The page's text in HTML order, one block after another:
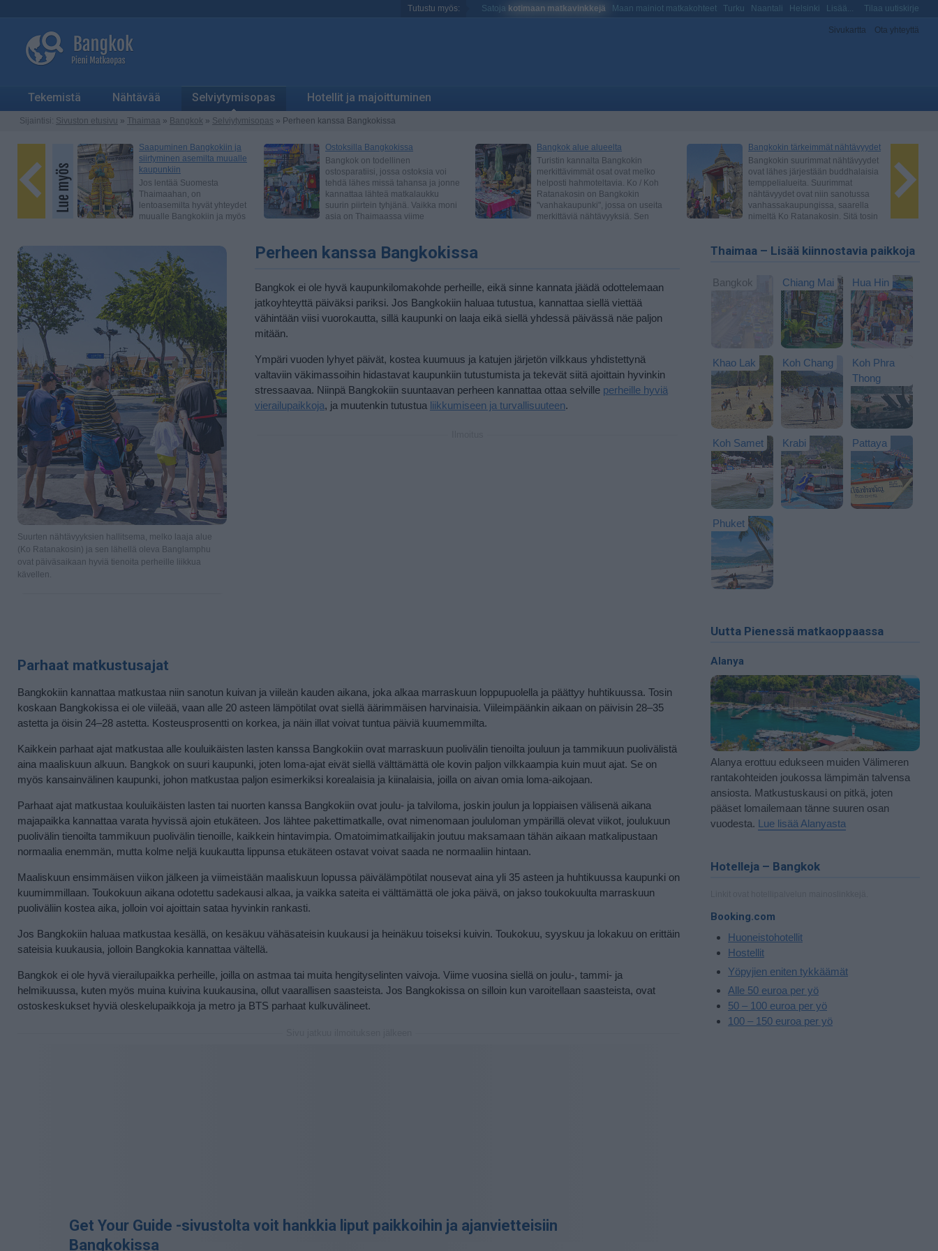
Tutustu myös: Satoja kotimaan matkavinkkejä Maan mainiot matkakohteet Turku Naantali Helsinki Lisää... Tilaa uutiskirje
Sivukartta Ota yhteyttä
Tekemistä Nähtävää Selviytymisopas Hotellit ja majoittuminen
Sijaintisi: Sivuston etusivu » Thaimaa » Bangkok » Selviytymisopas » Perheen kanssa Bangkokissa
Thaimaa – Lisää kiinnostavia paikkoja
Bangkok Chiang Mai Hua Hin
Khao Lak Koh Chang
Koh Phra
Thong
Koh Samet Krabi Pattaya
Phuket
Uutta Pienessä matkaoppaassa
Alanya
Alanya erottuu edukseen muiden Välimeren
rantakohteiden joukossa lämpimän talvensa
ansiosta. Matkustuskausi on pitkä, joten
pääset lomailemaan tänne suuren osan
vuodesta. Lue lisää Alanyasta
Hotelleja – Bangkok
Booking.com
Huoneistohotellit
Hostellit
Yöpyjien eniten tykkäämät
Alle 50 euroa per yö
50 – 100 euroa per yö
100 – 150 euroa per yö
Suurten nähtävyyksien hallitsema, melko laaja alue
(Ko Ratanakosin) ja sen lähellä oleva Banglamphu
ovat päiväsaikaan hyviä tienoita perheille liikkua
kävellen.
Perheen kanssa Bangkokissa
Bangkok ei ole hyvä kaupunkilomakohde perheille, eikä sinne kannata jäädä odottelemaan
jatkoyhteyttä päiväksi pariksi. Jos Bangkokiin haluaa tutustua, kannattaa siellä viettää
vähintään viisi vuorokautta, sillä kaupunki on laaja eikä siellä yhdessä päivässä näe paljon
mitään.
Ympäri vuoden lyhyet päivät, kostea kuumuus ja katujen järjetön vilkkaus yhdistettynä
valtaviin väkimassoihin hidastavat kaupunkiin tutustumista ja tekevät siitä ajoittain hyvinkin
stressaavaa. Niinpä Bangkokiin suuntaavan perheen kannattaa ottaa selville perheille hyviä
vierailupaikkoja, ja muutenkin tutustua liikkumiseen ja turvallisuuteen.
Parhaat matkustusajat
Bangkokiin kannattaa matkustaa niin sanotun kuivan ja viileän kauden aikana, joka alkaa marraskuun loppupuolella ja päättyy huhtikuussa. Tosin
koskaan Bangkokissa ei ole viileää, vaan alle 20 asteen lämpötilat ovat siellä äärimmäisen harvinaisia. Viileimpäänkin aikaan on päivisin 28–35
astetta ja öisin 24–28 astetta. Kosteusprosentti on korkea, ja näin illat voivat tuntua päiviä kuumemmilta.
Kaikkein parhaat ajat matkustaa alle kouluikäisten lasten kanssa Bangkokiin ovat marraskuun puolivälin tienoilta jouluun ja tammikuun puolivälistä
aina maaliskuun alkuun. Bangkok on suuri kaupunki, joten loma-ajat eivät siellä välttämättä ole kovin paljon vilkkaampia kuin muut ajat. Se on
myös kansainvälinen kaupunki, johon matkustaa paljon esimerkiksi korealaisia ja kiinalaisia, joilla on aivan omia loma-aikojaan.
Parhaat ajat matkustaa kouluikäisten lasten tai nuorten kanssa Bangkokiin ovat joulu- ja talviloma, joskin joulun ja loppiaisen välisenä aikana
majapaikka kannattaa varata hyvissä ajoin etukäteen. Jos lähtee pakettimatkalle, ovat nimenomaan joululoman ympärillä olevat viikot, joulukuun
puolivälin tienoilta tammikuun puolivälin tienoille, kaikkein hintavimpia. Omatoimimatkailijakin joutuu maksamaan tähän aikaan matkalipustaan
normaalia enemmän, mutta kolme neljä kuukautta lippunsa etukäteen ostavat voivat saada ne normaaliin hintaan.
Maaliskuun ensimmäisen viikon jälkeen ja viimeistään maaliskuun lopussa päivälämpötilat nousevat aina yli 35 asteen ja huhtikuussa kaupunki on
kuumimmillaan. Toukokuun aikana odotettu sadekausi alkaa, ja vaikka sateita ei välttämättä ole joka päivä, on jakso toukokuulta marraskuun
puoliväliin kostea aika, jolloin voi ajoittain sataa hyvinkin rankasti.
Jos Bangkokiin haluaa matkustaa kesällä, on kesäkuu vähäsateisin kuukausi ja heinäkuu toiseksi kuivin. Toukokuu, syyskuu ja lokakuu on erittäin
sateisia kuukausia, jolloin Bangkokia kannattaa vältellä.
Bangkok ei ole hyvä vierailupaikka perheille, joilla on astmaa tai muita hengityselinten vaivoja. Viime vuosina siellä on joulu-, tammi- ja
helmikuussa, kuten myös muina kuivina kuukausina, ollut vaarallisen saasteista. Jos Bangkokissa on silloin kun varoitellaan saasteista, ovat
ostoskeskukset hyviä oleskelupaikkoja ja metro ja BTS parhaat kulkuvälineet.
Get Your Guide -sivustolta voit hankkia liput paikkoihin ja ajanvietteisiin
Bangkokissa